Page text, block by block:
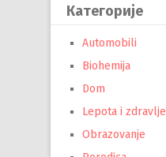
Категорије
Automobili
Biohemija
Dom
Lepota i zdravlje
Obrazovanje